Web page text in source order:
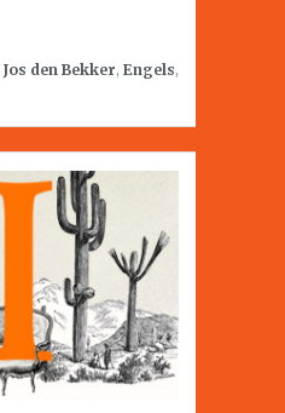
Jos den Bekker, Engels,